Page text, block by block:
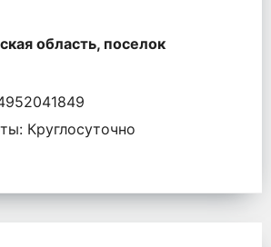
область, поселок
Круглосуточно